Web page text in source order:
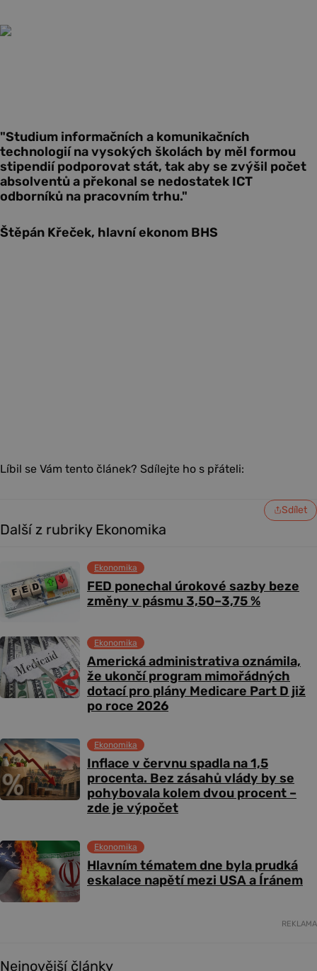
"Studium informačních a komunikačních
technologií na vysokých školách by měl formou
stipendií podporovat stát, tak aby se zvýšil počet
absolventů a překonal se nedostatek ICT
odborníků na pracovním trhu."
Štěpán Křeček, hlavní ekonom BHS
Líbil se Vám tento článek? Sdílejte ho s přáteli:
Sdílet
Další z rubriky Ekonomika
FED ponechal úrokové sazby beze
změny v pásmu 3,50–3,75 %
Ekonomika
Americká administrativa oznámila,
že ukončí program mimořádných
dotací pro plány Medicare Part D již
po roce 2026
Ekonomika
Inflace v červnu spadla na 1,5
procenta. Bez zásahů vlády by se
pohybovala kolem dvou procent –
zde je výpočet
Ekonomika
Hlavním tématem dne byla prudká
eskalace napětí mezi USA a Íránem
Ekonomika
REKLAMA
Nejnovější články